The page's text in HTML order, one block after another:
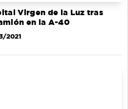
Virgen de la Luz tras
en la A-40
2021